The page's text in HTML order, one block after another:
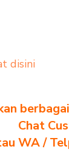
disini
Chat
WA /